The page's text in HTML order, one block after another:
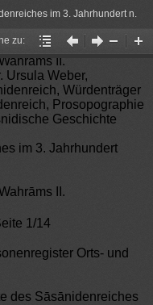
im 3. Jahrhundert n.
Zoom
zu:
Gehe
zu:
VorherigerNächster
II.
Ursula Weber,
Würdenträger
Prosopographie
Geschichte
im 3. Jahrhundert
II.
1/14
Orts- und
des Sāsānidenreiches